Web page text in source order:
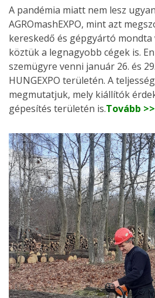
A pandémia miatt nem lesz
AGROmashEXPO, mint azt
kereskedő és gépgyártó mondta
köztük a legnagyobb cégek is.
szemügyre venni január 26. és
HUNGEXPO területén. A
megmutatjuk, mely kiállítók
gépesítés területén is.Tovább